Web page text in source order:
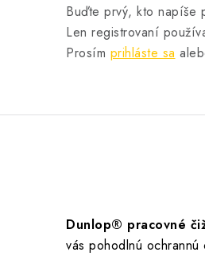
Buďte prvý, kto napíše
Len registrovaní
Prosím prihláste sa
Dunlop® pracovné
vás pohodlnú